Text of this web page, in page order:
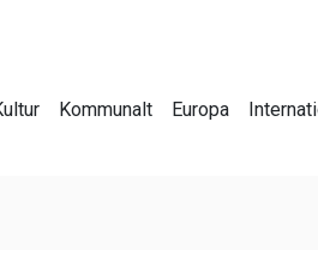
Kommunalt Europa